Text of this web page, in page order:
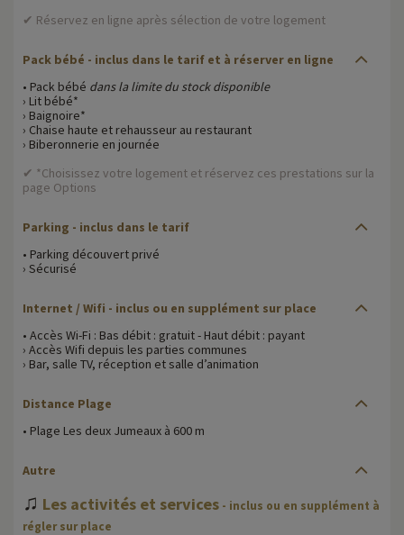
✔ Réservez en ligne après sélection de votre logement
Pack bébé - inclus dans le tarif et à réserver en ligne
• Pack bébé dans la limite du stock disponible
› Lit bébé*
› Baignoire*
› Chaise haute et rehausseur au restaurant
› Biberonnerie en journée
✔ *Choisissez votre logement et réservez ces prestations sur la
page Options
Parking - inclus dans le tarif
• Parking découvert privé
› Sécurisé
Internet / Wifi - inclus ou en supplément sur place
• Accès Wi-Fi : Bas débit : gratuit - Haut débit : payant
› Accès Wifi depuis les parties communes
› Bar, salle TV, réception et salle d’animation
Distance Plage
• Plage Les deux Jumeaux à 600 m
Autre
♫ Les activités et services - inclus ou en supplément à
régler sur place